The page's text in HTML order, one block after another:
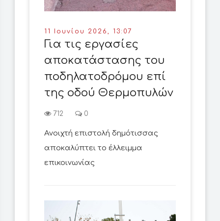
11 Ιουνίου 2026, 13:07
Για τις εργασίες
αποκατάστασης του
ποδηλατοδρόμου επί
της οδού Θερμοπυλών
712 0
Ανοιχτή επιστολή δημότισσας
αποκαλύπτει το έλλειμμα
επικοινωνίας